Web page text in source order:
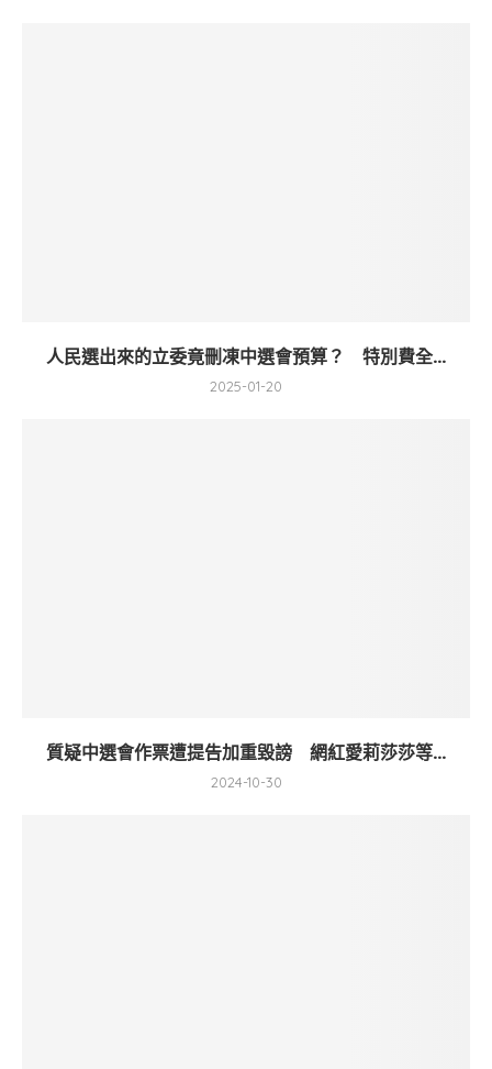
人民選出來的立委竟刪凍中選會預算？ 特別費全...
2025-01-20
質疑中選會作票遭提告加重毀謗 網紅愛莉莎莎等...
2024-10-30